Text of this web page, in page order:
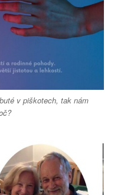
v piškotech, tak nám